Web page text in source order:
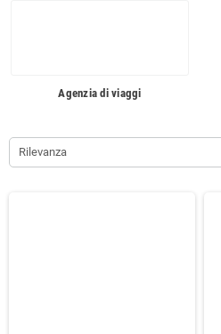
Agenzia di viaggi
Rilevanza